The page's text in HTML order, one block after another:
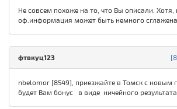
Не совсем похоже на то, что Вы описали. Хотя,
оф.информация может быть немного сглажена.
фтвкуц123
nbelomor [8549], приезжайте в Томск с новым
будет Вам бонус в виде ничейного